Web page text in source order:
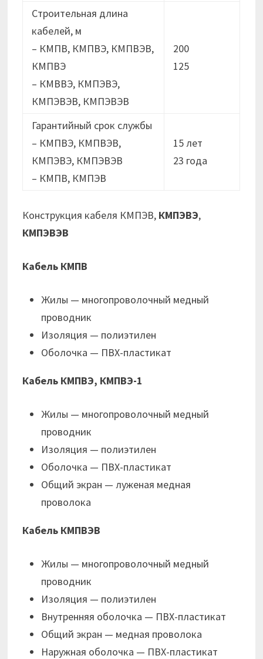
Строительная длина
кабелей, м
– КМПВ, КМПВЭ, КМПВЭВ,
КМПВЭ
– КМВВЭ, КМПЭВЭ,
КМПЭВЭВ, КМПЭВЭВ
200
125
Гарантийный срок службы
– КМПВЭ, КМПВЭВ,
КМПЭВЭ, КМПЭВЭВ
– КМПВ, КМПЭВ
15 лет
23 годa
Конструкция кабеля КМПЭВ, КМПЭВЭ,
КМПЭВЭВ
Кабель КМПВ
Жилы — многопроволочный медный
проводник
Изоляция — полиэтилен
Оболочка — ПВХ-пластикат
Кабель КМПВЭ, КМПВЭ-1
Жилы — многопроволочный медный
проводник
Изоляция — полиэтилен
Оболочка — ПВХ-пластикат
Общий экран — луженая медная
проволока
Кабель КМПВЭВ
Жилы — многопроволочный медный
проводник
Изоляция — полиэтилен
Внутренняя оболочка — ПВХ-пластикат
Общий экран — медная проволока
Наружная оболочка — ПВХ-пластикат